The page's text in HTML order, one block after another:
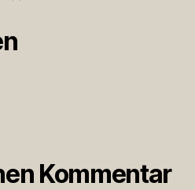
Kommentar